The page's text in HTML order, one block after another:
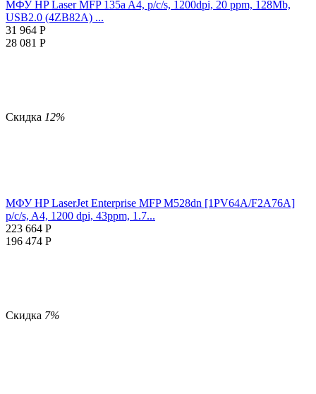
МФУ HP Laser MFP 135a A4, p/c/s, 1200dpi, 20 ppm, 128Mb,
USB2.0 (4ZB82A) ...
31 964 Р
28 081 Р
Скидка 12%
МФУ HP LaserJet Enterprise MFP M528dn [1PV64A/F2A76A]
p/c/s, A4, 1200 dpi, 43ppm, 1.7...
223 664 Р
196 474 Р
Скидка 7%